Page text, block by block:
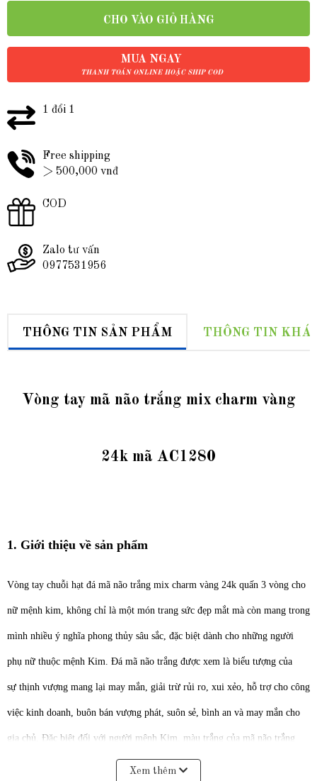
CHO VÀO GIỎ HÀNG
MUA NGAY
THANH TOÁN ONLINE HOẶC SHIP COD
1 đổi 1
Free shipping
> 500,000 vnđ
COD
Zalo tư vấn
0977531956
THÔNG TIN SẢN PHẨM THÔNG TIN
Vòng tay mã não trắng mix charm vàng
24k mã AC1280
1. Giới thiệu về sản phẩm
Vòng tay chuỗi hạt đá mã não trắng mix charm vàng 24k quấn 3 vòng cho
nữ mệnh kim, không chỉ là một món trang sức đẹp mắt mà còn mang trong
mình nhiều ý nghĩa phong thủy sâu sắc, đặc biệt dành cho những người
phụ nữ thuộc mệnh Kim. Đá mã não trắng được xem là biểu tượng của
sự thịnh vượng mang lại may mắn, giải trừ rủi ro, xui xẻo, hỗ trợ cho công
việc kinh doanh, buôn bán vượng phát, suôn sẻ, bình an và may mắn cho
gia chủ. Đặc biệt đối với người mệnh Kim, màu trắng của mã não trắng
tượng trưng cho thuộc tính Kim, chúng tạo nên sự tương hợp và bổ trợ
Xem thêm